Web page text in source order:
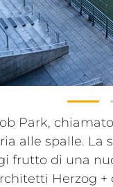
Park,
alle spalle. La
frutto di una
Herzog +
Basilea ha
RCF. Il sistema
tribune sono
Sono stati